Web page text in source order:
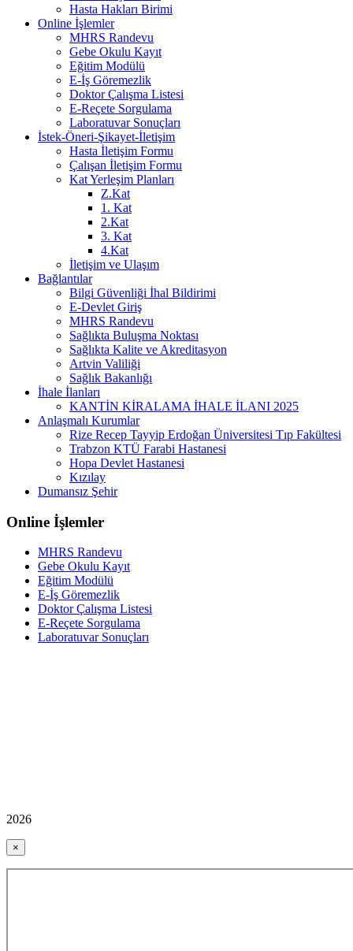
Hasta Hakları Birimi
Online İşlemler
MHRS Randevu
Gebe Okulu Kayıt
Eğitim Modülü
E-İş Göremezlik
Doktor Çalışma Listesi
E-Reçete Sorgulama
Laboratuvar Sonuçları
İstek-Öneri-Şikayet-İletişim
Hasta İletişim Formu
Çalışan İletişim Formu
Kat Yerleşim Planları
Z.Kat
1. Kat
2.Kat
3. Kat
4.Kat
İletişim ve Ulaşım
Bağlantılar
Bilgi Güvenliği İhal Bildirimi
E-Devlet Giriş
MHRS Randevu
Sağlıkta Buluşma Noktası
Sağlıkta Kalite ve Akreditasyon
Artvin Valiliği
Sağlık Bakanlığı
İhale İlanları
KANTİN KİRALAMA İHALE İLANI 2025
Anlaşmalı Kurumlar
Rize Recep Tayyip Erdoğan Üniversitesi Tıp Fakültesi
Trabzon KTÜ Farabi Hastanesi
Hopa Devlet Hastanesi
Kızılay
Dumansız Şehir
Online İşlemler
MHRS Randevu
Gebe Okulu Kayıt
Eğitim Modülü
E-İş Göremezlik
Doktor Çalışma Listesi
E-Reçete Sorgulama
Laboratuvar Sonuçları
2026
×